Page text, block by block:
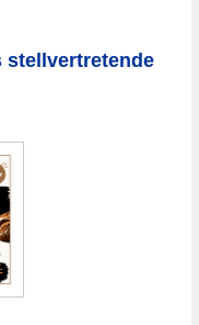
stellvertretende